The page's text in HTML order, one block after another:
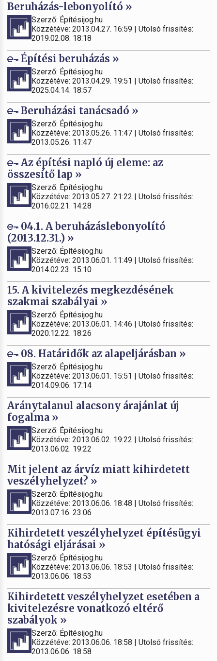
Beruházás-lebonyolító »
Szerző: Építésijog.hu
Közzétéve: 2013.04.27. 16:59 | Utolsó frissítés:
2019.02.08. 18:18
Építési beruházás »
Szerző: Építésijog.hu
Közzétéve: 2013.04.29. 19:51 | Utolsó frissítés:
2025.04.14. 18:57
Beruházási tanácsadó »
Szerző: Építésijog.hu
Közzétéve: 2013.05.26. 11:47 | Utolsó frissítés:
2013.05.26. 11:47
Az építési napló új eleme: az
összesítő lap »
Szerző: Építésijog.hu
Közzétéve: 2013.05.27. 21:22 | Utolsó frissítés:
2016.02.21. 14:28
04.1. A beruházáslebonyolító
(2013.12.31.) »
Szerző: Építésijog.hu
Közzétéve: 2013.06.01. 11:49 | Utolsó frissítés:
2014.02.23. 15:10
15. A kivitelezés megkezdésének
szakmai szabályai »
Szerző: Építésijog.hu
Közzétéve: 2013.06.01. 14:46 | Utolsó frissítés:
2020.12.22. 18:26
08. Határidők az alapeljárásban »
Szerző: Építésijog.hu
Közzétéve: 2013.06.01. 15:51 | Utolsó frissítés:
2014.09.06. 17:14
Aránytalanul alacsony árajánlat új
fogalma »
Szerző: Építésijog.hu
Közzétéve: 2013.06.02. 19:22 | Utolsó frissítés:
2013.06.02. 19:22
Mit jelent az árvíz miatt kihirdetett
veszélyhelyzet? »
Szerző: Építésijog.hu
Közzétéve: 2013.06.06. 18:48 | Utolsó frissítés:
2013.07.16. 23:06
Kihirdetett veszélyhelyzet építésügyi
hatósági eljárásai »
Szerző: Építésijog.hu
Közzétéve: 2013.06.06. 18:53 | Utolsó frissítés:
2013.06.06. 18:53
Kihirdetett veszélyhelyzet esetében a
kivitelezésre vonatkozó eltérő
szabályok »
Szerző: Építésijog.hu
Közzétéve: 2013.06.06. 18:58 | Utolsó frissítés:
2013.06.06. 18:58